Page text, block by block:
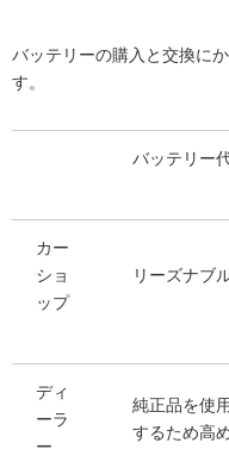
バッテリーの購入と交換に
す。
バッテリー
カー
ショ
ップ
リーズナブ
ディ
ーラ
ー
純正品を使用
するため高